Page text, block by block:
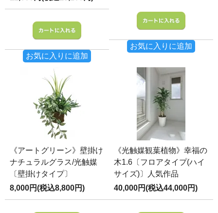
お気に入りに追加
お気に入りに追加
《アートグリーン》壁掛け
ナチュラルグラス/光触媒
〔壁掛けタイプ〕
8,000円(税込8,800円)
《光触媒観葉植物》幸福の
木1.6〔フロアタイプ(ハイ
サイズ)〕人気作品
40,000円(税込44,000円)